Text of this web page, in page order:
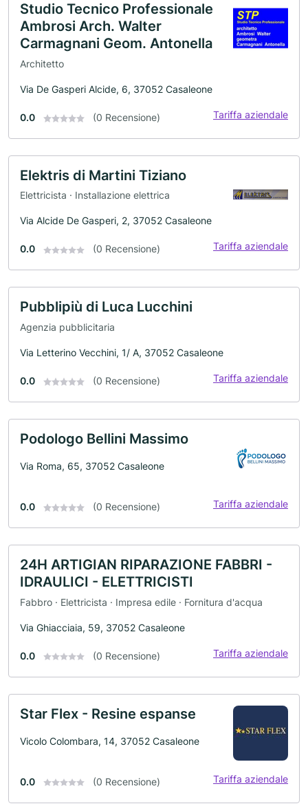
Studio Tecnico Professionale
Ambrosi Arch. Walter
Carmagnani Geom. Antonella
Architetto
Via De Gasperi Alcide, 6, 37052 Casaleone
0.0 (0 Recensione) Tariffa aziendale
Elektris di Martini Tiziano
Elettricista · Installazione elettrica
Via Alcide De Gasperi, 2, 37052 Casaleone
0.0 (0 Recensione) Tariffa aziendale
Pubblipiù di Luca Lucchini
Agenzia pubblicitaria
Via Letterino Vecchini, 1/ A, 37052 Casaleone
0.0 (0 Recensione) Tariffa aziendale
Podologo Bellini Massimo
Via Roma, 65, 37052 Casaleone
0.0 (0 Recensione) Tariffa aziendale
24H ARTIGIAN RIPARAZIONE FABBRI -
IDRAULICI - ELETTRICISTI
Fabbro · Elettricista · Impresa edile · Fornitura d'acqua
Via Ghiacciaia, 59, 37052 Casaleone
0.0 (0 Recensione) Tariffa aziendale
Star Flex - Resine espanse
Vicolo Colombara, 14, 37052 Casaleone
0.0 (0 Recensione) Tariffa aziendale